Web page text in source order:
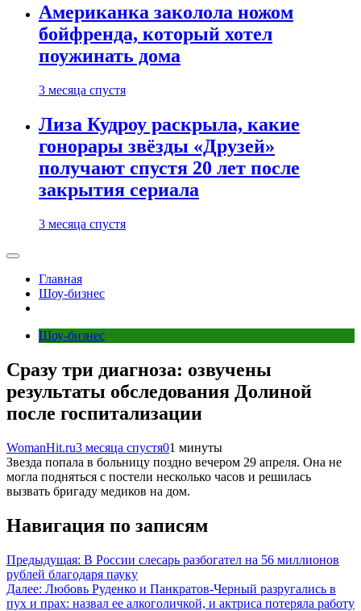
Американка заколола ножом
бойфренда, который хотел
поужинать дома
3 месяца спустя
Лиза Кудроу раскрыла, какие
гонорары звёзды «Друзей»
получают спустя 20 лет после
закрытия сериала
3 месяца спустя
Главная
Шоу-бизнес
Шоу-бизнес
Сразу три диагноза: озвучены
результаты обследования Долиной
после госпитализации
WomanHit.ru3 месяца спустя01 минуты
Звезда попала в больницу поздно вечером 29 апреля. Она не
могла подняться с постели несколько часов и решилась
вызвать бригаду медиков на дом.
Навигация по записям
Предыдущая: В России слесарь разбогател на 56 миллионов
рублей благодаря пауку
Далее: Любовь Руденко и Панкратов-Черный разругались в
пух и прах: назвал ее алкоголичкой, и актриса потеряла работу